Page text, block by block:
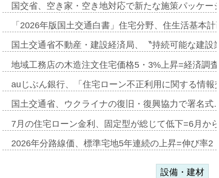
国交省、空き家・空き地対応で新たな施策パッケ
「2026年版国土交通白書」住宅分野、住生活基本
国土交通省不動産・建設経済局、〝持続可能な建
地域工務店の木造注文住宅価格5・3%上昇=経済調
auじぶん銀行、「住宅ローン不正利用に関する情
国土交通省、ウクライナの復旧・復興協力で署名
7月の住宅ローン金利、固定型が総じて低下=6月か
2026年分路線価、標準宅地5年連続の上昇=伸び率
設備・建材